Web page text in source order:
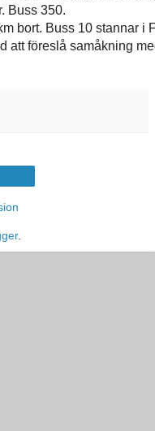
Buss 350.
bort. Buss 10 stannar i
att föreslå samåkning
.